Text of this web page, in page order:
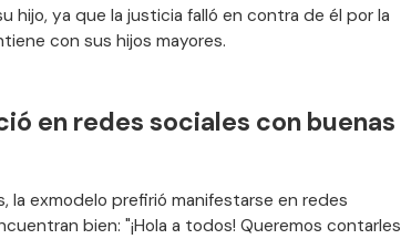
hijo, ya que la justicia falló en contra de él por la
con sus hijos mayores.
en redes sociales con buenas
exmodelo prefirió manifestarse en redes
bien: "¡Hola a todos! Queremos contarles